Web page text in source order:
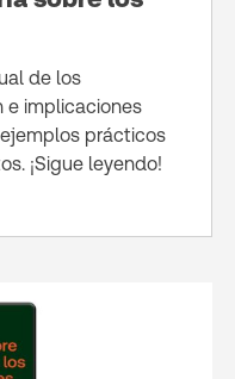
de los
e implicaciones
prácticos
¡Sigue leyendo!